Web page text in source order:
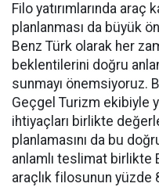
Filo yatırımlarında araç
planlanması da büyük
Benz Türk olarak her
beklentilerini doğru
sunmayı önemsiyoruz.
Geçgel Turizm ekibiyle
ihtiyaçları birlikte
planlamasını da bu
anlamlı teslimat birlikte
araçlık filosunun yüzde